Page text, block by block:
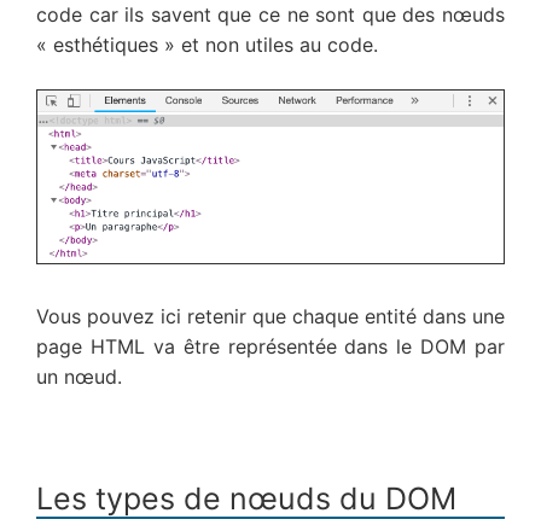
code car ils savent que ce ne sont que des nœuds
« esthétiques » et non utiles au code.
Vous pouvez ici retenir que chaque entité dans une
page HTML va être représentée dans le DOM par
un nœud.
Les types de nœuds du DOM